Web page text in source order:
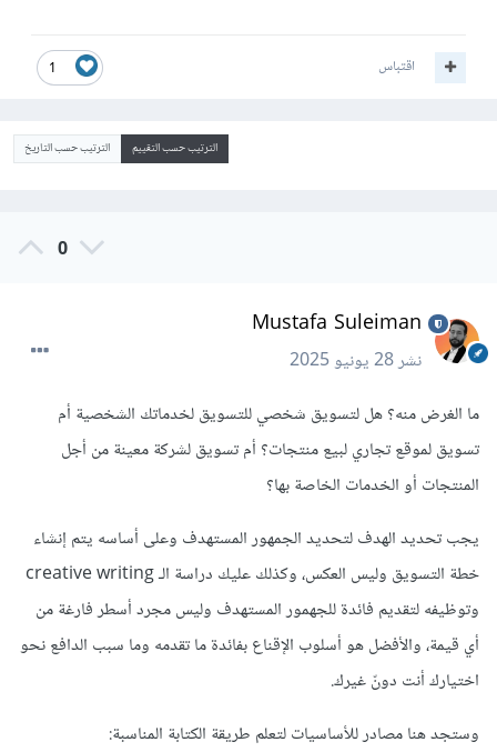
1 اقتباس
الترتيب حسب التقييم الترتيب حسب التاريخ
0
Mustafa Suleiman
نشر28 يونيو 2025
ما الغرض منه؟ هل لتسويق شخصي للتسويق لخدماتك الشخصية أم
تسويق لموقع تجاري لبيع منتجات؟ أم تسويق لشركة معينة من أجل
المنتجات أو الخدمات الخاصة بها؟
يجب تحديد الهدف لتحديد الجمهور المستهدف وعلى أساسه يتم إنشاء
خطة التسويق وليس العكس، وكذلك عليك دراسة الـ creative writing
وتوظيفه لتقديم فائدة للجهمور المستهدف وليس مجرد أسطر فارغة من
أي قيمة، والأفضل هو أسلوب الإقناع بفائدة ما تقدمه وما سبب الدافع نحو
اختيارك أنت دونّ غيرك.
وستجد هنا مصادر للأساسيات لتعلم طريقة الكتابة المناسبة: